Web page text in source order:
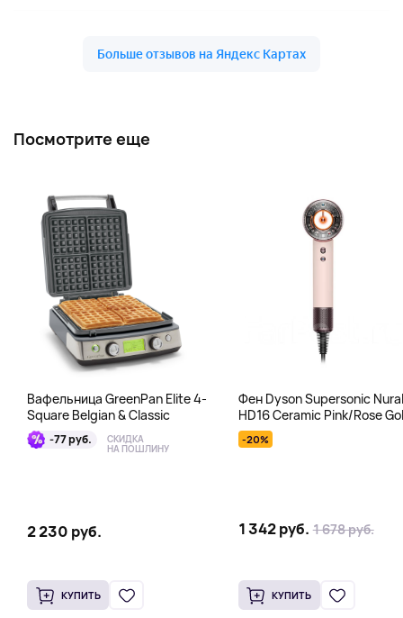
Посмотрите еще
Вафельница GreenPan Elite 4-
Square Belgian & Classic
-77 руб. СКИДКА
НА ПОШЛИНУ
2 230 руб.
КУПИТЬ
Фен Dyson Supersonic Nural
HD16 Ceramic Pink/Rose
розовый
-20%
1 342 руб. 1 678 руб.
КУПИТЬ